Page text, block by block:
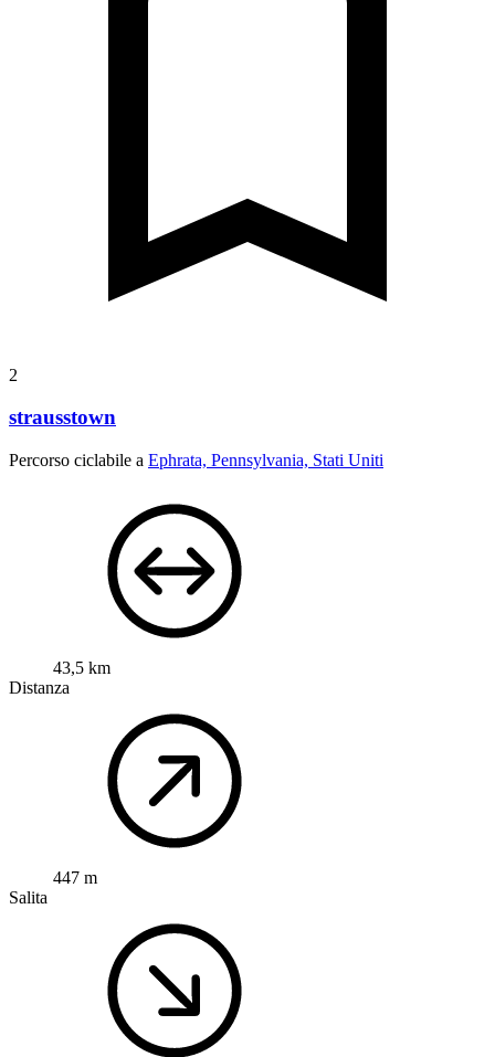
2
strausstown
Percorso ciclabile a Ephrata, Pennsylvania, Stati Uniti
43,5 km
Distanza
447 m
Salita